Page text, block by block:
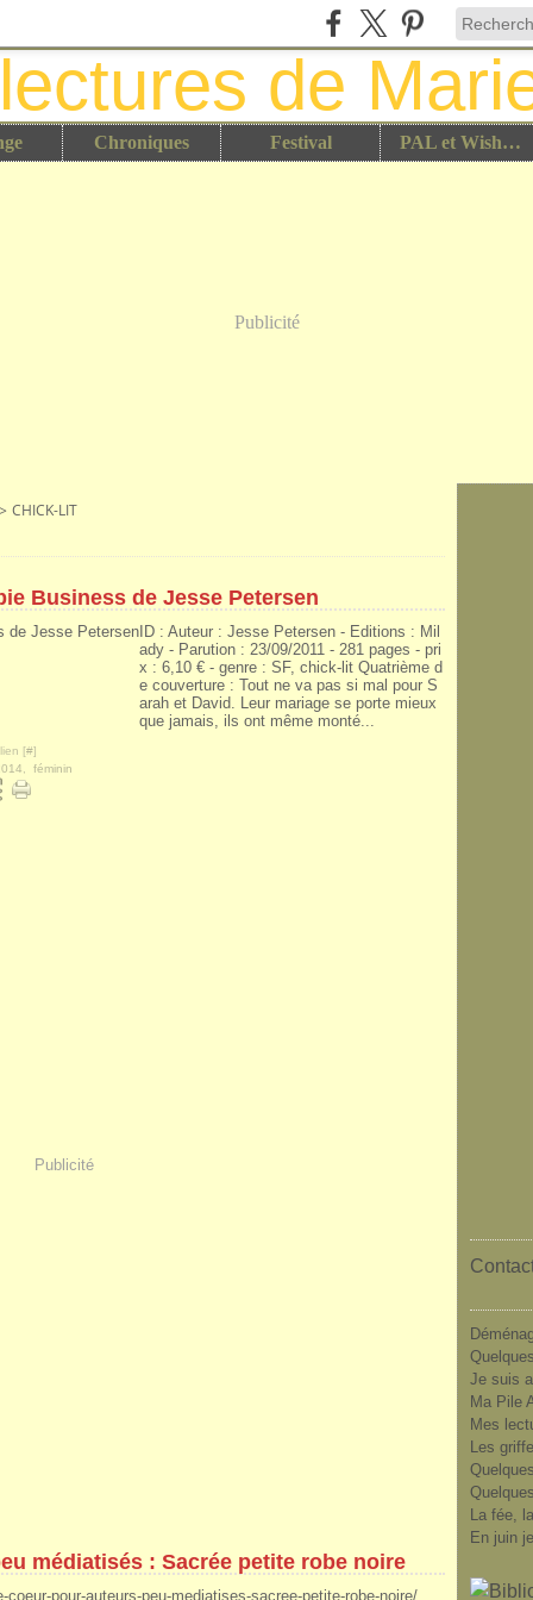
Chroniques Festival PAL et Wish List
Publicité
> CHICK-LIT
Business de Jesse Petersen
ID : Auteur : Jesse Petersen - Editions : Mil
ady - Parution : 23/09/2011 - 281 pages - pri
x : 6,10 € - genre : SF, chick-lit Quatrième d
e couverture : Tout ne va pas si mal pour S
arah et David. Leur mariage se porte mieux
que jamais, ils ont même monté...
[#]
féminin
Publicité
médiatisés : Sacrée petite robe noire
pour-auteurs-peu-mediatises-sacree-petite-robe-noire/
Je suis
Ma Pile
Mes
Les
La fée,
En juin